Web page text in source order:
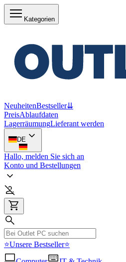
Kategorien
NeuheitenBestseller⇊
PreisAblaufdaten
LagerräumungLieferant werden
DE
Hallo, melden Sie sich an
Konto und Bestellungen
⭐Unsere Bestseller⭐